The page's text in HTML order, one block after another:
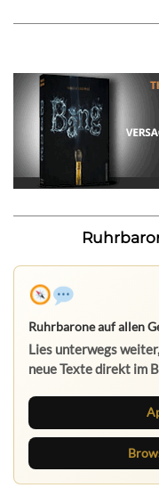
Ruhrbarone auf allen
Lies unterwegs
neue Texte direkt im